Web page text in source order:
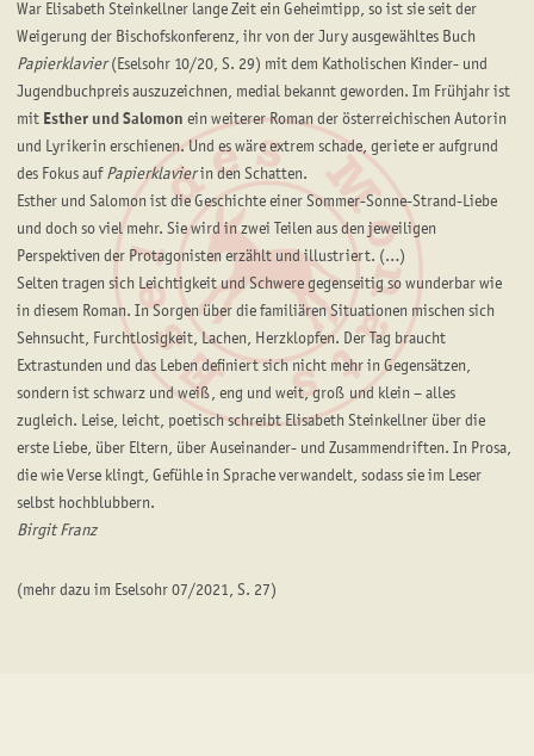
War Elisabeth Steinkellner lange Zeit ein Geheimtipp, so ist sie seit der
Weigerung der Bischofskonferenz, ihr von der Jury ausgewähltes Buch
Papierklavier(Eselsohr 10/20, S. 29) mit dem Katholischen Kinder- und
Jugendbuchpreis auszuzeichnen, medial bekannt geworden. Im Frühjahr ist
mit Esther und Salomon ein weiterer Roman der österreichischen Autorin
und Lyrikerin erschienen. Und es wäre extrem schade, geriete er aufgrund
des Fokus auf Papierklavierin den Schatten.
Esther und Salomon ist die Geschichte einer Sommer-Sonne-Strand-Liebe
und doch so viel mehr. Sie wird in zwei Teilen aus den jeweiligen
Perspektiven der Protagonisten erzählt und illustriert. (…)
Selten tragen sich Leichtigkeit und Schwere gegenseitig so wunderbar wie
in diesem Roman. In Sorgen über die familiären Situationen mischen sich
Sehnsucht, Furchtlosigkeit, Lachen, Herzklopfen. Der Tag braucht
Extrastunden und das Leben definiert sich nicht mehr in Gegensätzen,
sondern ist schwarz und weiß, eng und weit, groß und klein – alles
zugleich. Leise, leicht, poetisch schreibt Elisabeth Steinkellner über die
erste Liebe, über Eltern, über Auseinander- und Zusammendriften. In Prosa,
die wie Verse klingt, Gefühle in Sprache verwandelt, sodass sie im Leser
selbst hochblubbern.
Birgit Franz
(mehr dazu im Eselsohr 07/2021, S. 27)